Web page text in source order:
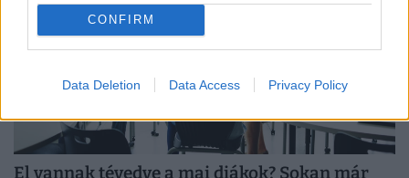
CONFIRM
Data Deletion Data Access Privacy Policy
El vannak tévedve a mai diákok? Sokan már